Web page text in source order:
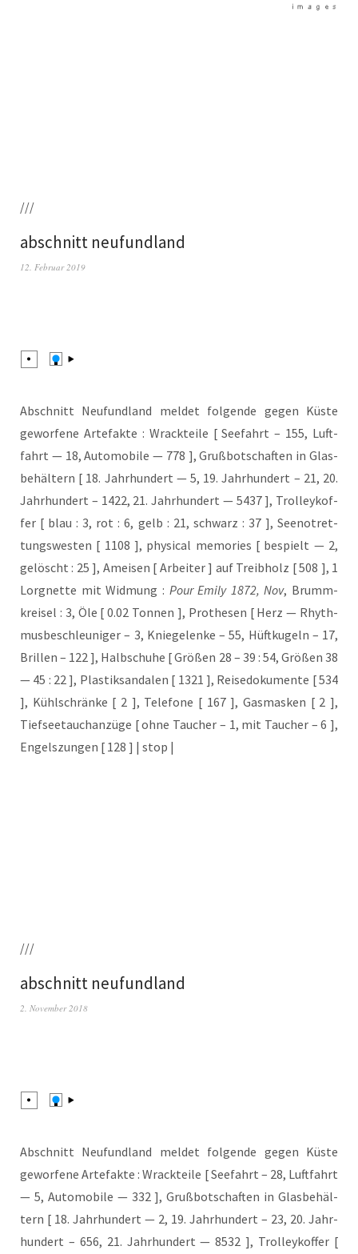
///
abschnitt neufundland
12. Februar 2019
Abschnitt Neu­fund­land mel­det fol­gen­de gegen Küs­te
gewor­fe­ne Arte­fak­te : Wrack­tei­le [ See­fahrt – 155, Luft­
fahrt — 18, Auto­mo­bi­le — 778 ], Gruß­bot­schaf­ten in Glas­
be­häl­tern [ 18. Jahr­hun­dert — 5, 19. Jahr­hun­dert – 21, 20.
Jahr­hun­dert – 1422, 21. Jahr­hun­dert — 5437 ], Trol­ley­kof­
fer [ blau : 3, rot : 6, gelb : 21, schwarz : 37 ], See­not­ret­
tungs­wes­ten [ 1108 ], phy­si­cal memo­ries [ bespielt — 2,
gelöscht : 25 ], Amei­sen [ Arbei­ter ] auf Treib­holz [ 508 ], 1
Lor­gnet­te mit Wid­mung : Pour Emi­ly 1872, Nov, Brumm­
krei­sel : 3, Öle [ 0.02 Ton­nen ], Pro­the­sen [ Herz — Rhyth­
mus­be­schleu­ni­ger – 3, Knie­ge­len­ke – 55, Hüft­ku­geln – 17,
Bril­len – 122 ], Halb­schu­he [ Grö­ßen 28 – 39 : 54, Grö­ßen 38
— 45 : 22 ], Plas­tik­san­da­len [ 1321 ], Rei­se­do­ku­men­te [ 534
], Kühl­schrän­ke [ 2 ], Tele­fo­ne [ 167 ], Gas­mas­ken [ 2 ],
Tief­see­tauch­an­zü­ge [ ohne Tau­cher – 1, mit Tau­cher – 6 ],
Engels­zun­gen [ 128 ] | stop |
///
abschnitt neufundland
2. November 2018
Abschnitt Neu­fund­land mel­det fol­gen­de gegen Küs­te
gewor­fe­ne Arte­fak­te : Wrack­tei­le [ See­fahrt – 28, Luft­fahrt
— 5, Auto­mo­bi­le — 332 ], Gruß­bot­schaf­ten in Glas­be­häl­
tern [ 18. Jahr­hun­dert — 2, 19. Jahr­hun­dert – 23, 20. Jahr­
hun­dert – 656, 21. Jahr­hun­dert — 8532 ], Trol­ley­kof­fer [